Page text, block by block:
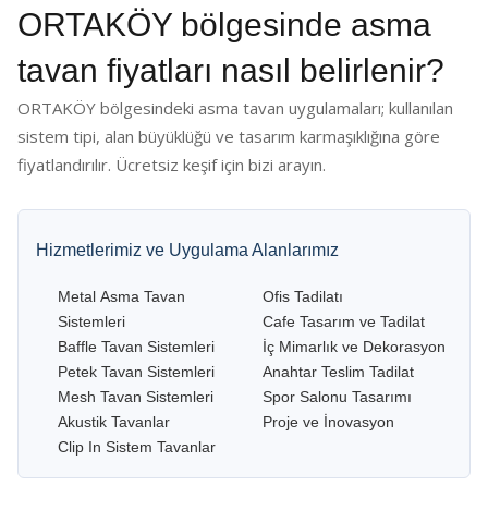
ORTAKÖY bölgesinde asma
tavan fiyatları nasıl belirlenir?
ORTAKÖY bölgesindeki asma tavan uygulamaları; kullanılan
sistem tipi, alan büyüklüğü ve tasarım karmaşıklığına göre
fiyatlandırılır. Ücretsiz keşif için bizi arayın.
Hizmetlerimiz ve Uygulama Alanlarımız
Metal Asma Tavan
Sistemleri
Baffle Tavan Sistemleri
Petek Tavan Sistemleri
Mesh Tavan Sistemleri
Akustik Tavanlar
Clip In Sistem Tavanlar
Ofis Tadilatı
Cafe Tasarım ve Tadilat
İç Mimarlık ve Dekorasyon
Anahtar Teslim Tadilat
Spor Salonu Tasarımı
Proje ve İnovasyon